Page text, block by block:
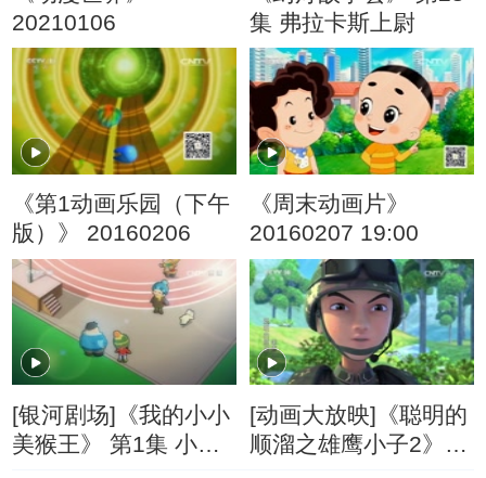
20210106
集 弗拉卡斯上尉
《第1动画乐园（下午
版）》 20160206
《周末动画片》
20160207 19:00
[银河剧场]《我的小小
美猴王》 第1集 小小
[动画大放映]《聪明的
顺溜之雄鹰小子2》